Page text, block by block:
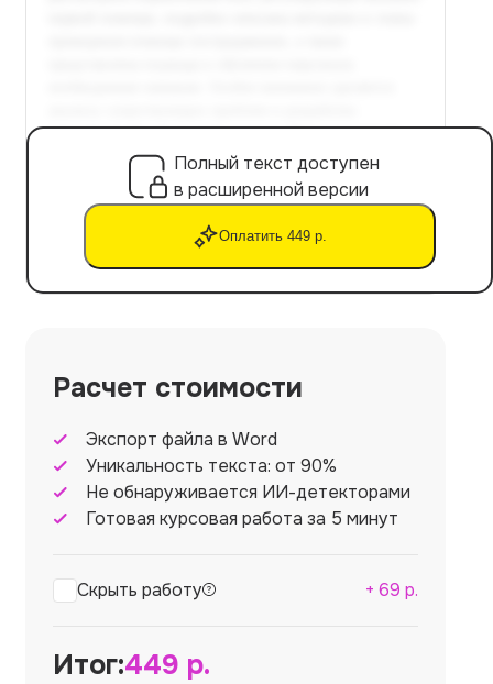
Полный текст доступен
в расширенной версии
Оплатить 449 р.
Расчет стоимости
Экспорт файла в Word
Уникальность текста: от 90%
Не обнаруживается ИИ-детекторами
Готовая курсовая работа за 5 минут
Скрыть работу + 69 р.
Итог:449 р.